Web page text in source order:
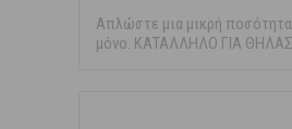
Απλώστε μια μικρή
μόνο. ΚΑΤΑΛΛΗΛΟ ΓΙΑ